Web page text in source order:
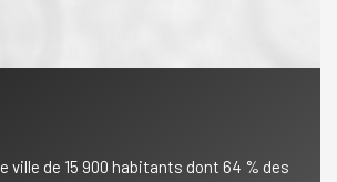
ville de 15 900 habitants dont 64 % des